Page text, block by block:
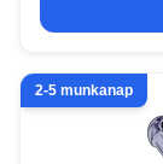
2-5 munkanap